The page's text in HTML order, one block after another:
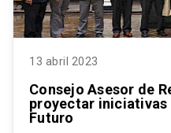
13 abril 2023
Consejo Asesor de
proyectar iniciativas
Futuro